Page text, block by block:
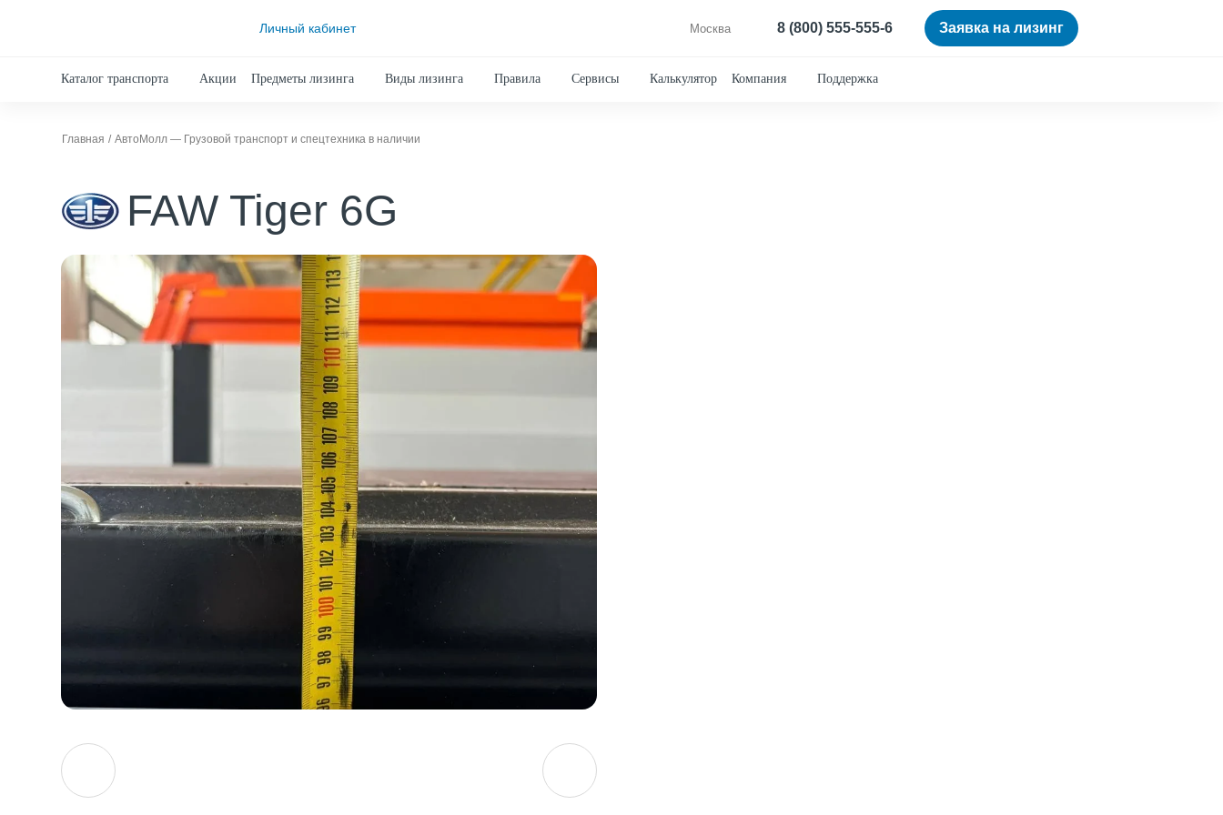
Личный кабинет Москва 8 (800) 555-555-6 Заявка на лизинг
Каталог транспорта Акции Предметы лизинга Виды лизинга Правила Сервисы Калькулятор Компания Поддержка
Главная АвтоМолл — Грузовой транспорт и спецтехника в наличии
FAW Tiger 6G